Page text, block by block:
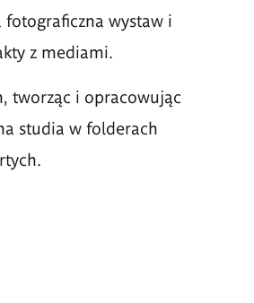
wystaw i
z mediami.
tworząc i opracowując
studia w folderach